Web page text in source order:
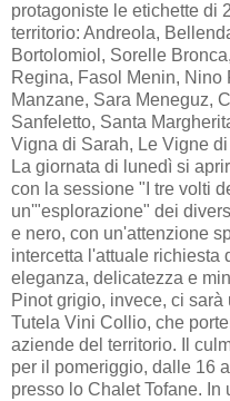
protagoniste le etichette di
territorio: Andreola,
Bortolomiol, Sorelle
Regina, Fasol Menin, Nino
Manzane, Sara Meneguz,
Sanfeletto, Santa
Vigna di Sarah, Le Vigne
La giornata di lunedì si
con la sessione "I tre volti
un'"esplorazione" dei
e nero, con un'attenzione
intercetta l'attuale richiesta
eleganza, delicatezza e
Pinot grigio, invece, ci
Tutela Vini Collio, che
aziende del territorio. Il
per il pomeriggio, dalle 16
presso lo Chalet Tofane.